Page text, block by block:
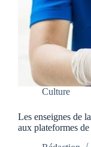
Culture
Les enseignes de
aux plateformes